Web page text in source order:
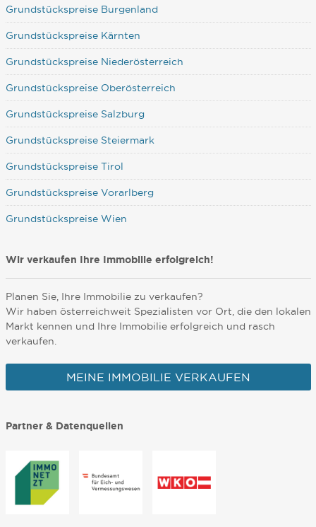
Grundstückspreise Burgenland
Grundstückspreise Kärnten
Grundstückspreise Niederösterreich
Grundstückspreise Oberösterreich
Grundstückspreise Salzburg
Grundstückspreise Steiermark
Grundstückspreise Tirol
Grundstückspreise Vorarlberg
Grundstückspreise Wien
Wir verkaufen Ihre Immobilie erfolgreich!
Planen Sie, Ihre Immobilie zu verkaufen?
Wir haben österreichweit Spezialisten vor Ort, die den lokalen
Markt kennen und Ihre Immobilie erfolgreich und rasch
verkaufen.
MEINE IMMOBILIE VERKAUFEN
Partner & Datenquellen